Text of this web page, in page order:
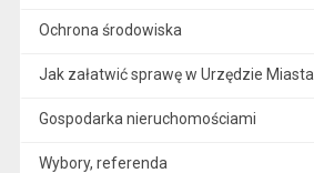
Ochrona środowiska
Jak załatwić sprawę w Urzędzie Miasta
Gospodarka nieruchomościami
Wybory, referenda